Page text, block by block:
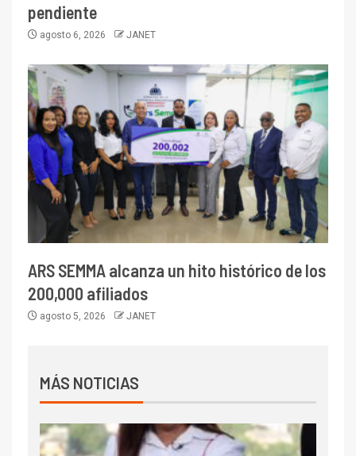
pendiente
agosto 6, 2026 JANET
ARS SEMMA alcanza un hito histórico de los
200,000 afiliados
agosto 5, 2026 JANET
MÁS NOTICIAS